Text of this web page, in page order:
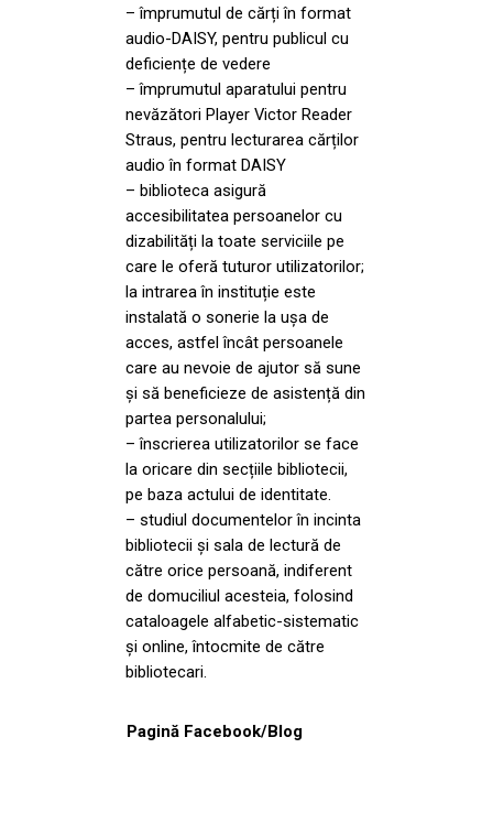
– împrumutul de cărți în format
audio-DAISY, pentru publicul cu
deficiențe de vedere
– împrumutul aparatului pentru
nevăzători Player Victor Reader
Straus, pentru lecturarea cărților
audio în format DAISY
– biblioteca asigură
accesibilitatea persoanelor cu
dizabilități la toate serviciile pe
care le oferă tuturor utilizatorilor;
la intrarea în instituție este
instalată o sonerie la ușa de
acces, astfel încât persoanele
care au nevoie de ajutor să sune
și să beneficieze de asistență din
partea personalului;
– înscrierea utilizatorilor se face
la oricare din secțiile bibliotecii,
pe baza actului de identitate.
– studiul documentelor în incinta
bibliotecii și sala de lectură de
către orice persoană, indiferent
de domuciliul acesteia, folosind
cataloagele alfabetic-sistematic
și online, întocmite de către
bibliotecari.
Pagină Facebook/Blog